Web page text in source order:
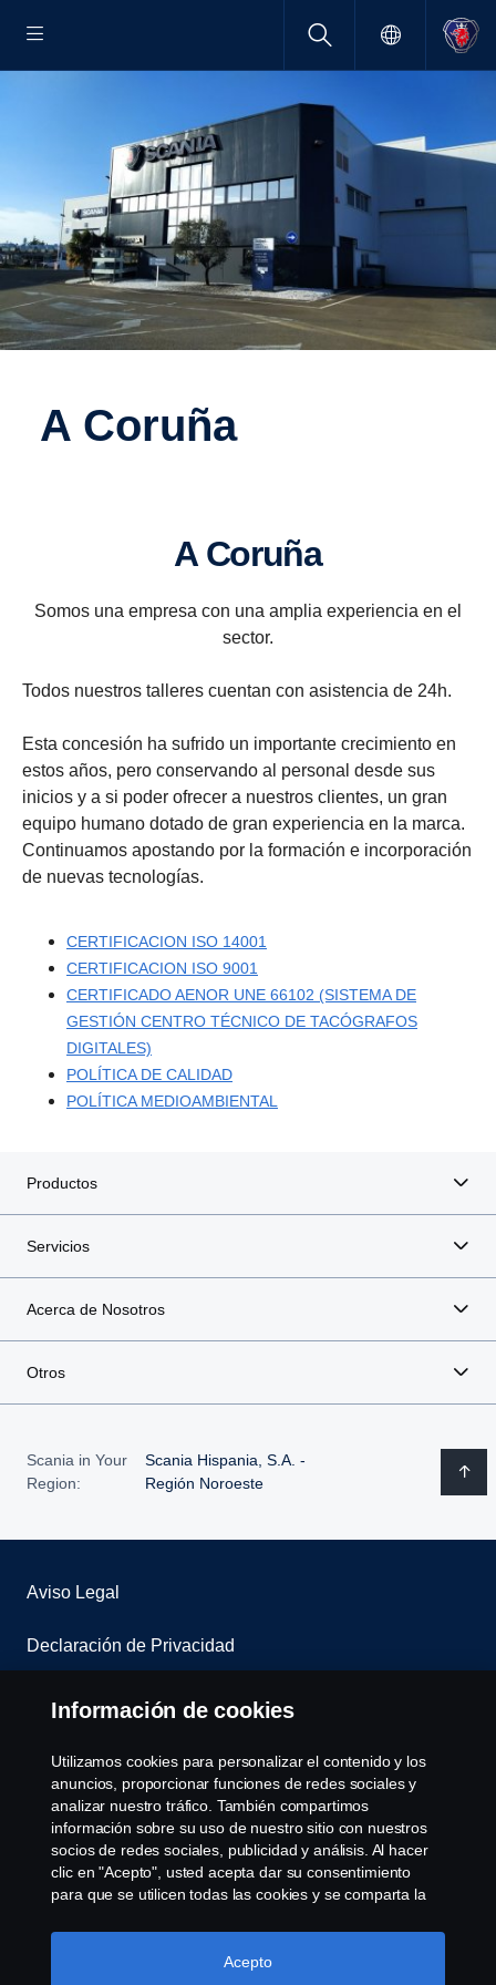
A Coruña
A Coruña
Somos una empresa con una amplia experiencia en el
sector.
Todos nuestros talleres cuentan con asistencia de 24h.
Esta concesión ha sufrido un importante crecimiento en
estos años, pero conservando al personal desde sus
inicios y a si poder ofrecer a nuestros clientes, un gran
equipo humano dotado de gran experiencia en la marca.
Continuamos apostando por la formación e incorporación
de nuevas tecnologías.
CERTIFICACION ISO 14001
CERTIFICACION ISO 9001
CERTIFICADO AENOR UNE 66102 (SISTEMA DE
GESTIÓN CENTRO TÉCNICO DE TACÓGRAFOS
DIGITALES)
POLÍTICA DE CALIDAD
POLÍTICA MEDIOAMBIENTAL
Productos
Servicios
Acerca de Nosotros
Otros
Scania in Your
Region:
Scania Hispania, S.A. -
Región Noroeste
Aviso Legal
Declaración de Privacidad
Contacta con nosotros
Whistleblowing
Política de cookies
Cookie settings
Información de cookies
Utilizamos cookies para personalizar el contenido y los
anuncios, proporcionar funciones de redes sociales y
analizar nuestro tráfico. También compartimos
información sobre su uso de nuestro sitio con nuestros
socios de redes sociales, publicidad y análisis. Al hacer
clic en "Acepto", usted acepta dar su consentimiento
para que se utilicen todas las cookies y se comparta la
haciendo clic en "Configuración de cookies" y
seleccionando las categorías que desea aceptar. Para
Acepto